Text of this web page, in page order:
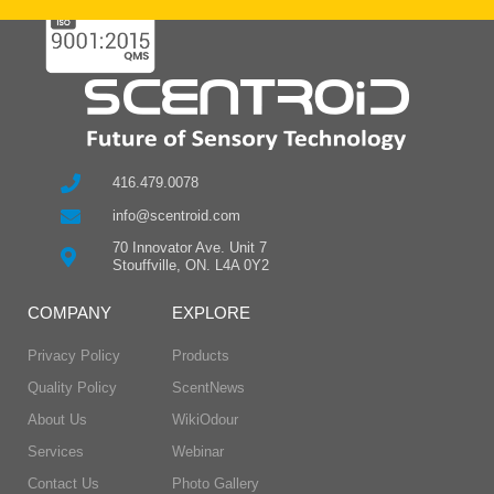
416.479.0078
info@scentroid.com
70 Innovator Ave. Unit 7
Stouffville, ON. L4A 0Y2
COMPANY
Privacy Policy
Quality Policy
About Us
Services
Contact Us
EXPLORE
Products
ScentNews
WikiOdour
Webinar
Photo Gallery